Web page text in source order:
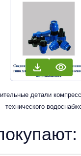
детали
технического